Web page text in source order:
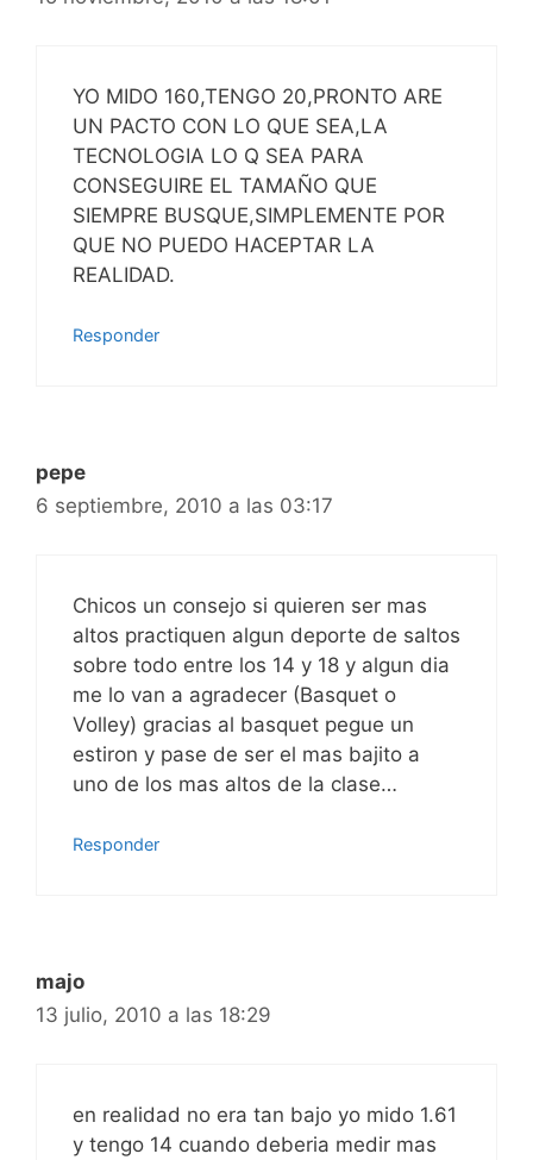
YO MIDO 160,TENGO 20,PRONTO ARE
UN PACTO CON LO QUE SEA,LA
TECNOLOGIA LO Q SEA PARA
CONSEGUIRE EL TAMAÑO QUE
SIEMPRE BUSQUE,SIMPLEMENTE POR
QUE NO PUEDO HACEPTAR LA
REALIDAD.
Responder
pepe
6 septiembre, 2010 a las 03:17
Chicos un consejo si quieren ser mas
altos practiquen algun deporte de saltos
sobre todo entre los 14 y 18 y algun dia
me lo van a agradecer (Basquet o
Volley) gracias al basquet pegue un
estiron y pase de ser el mas bajito a
uno de los mas altos de la clase…
Responder
majo
13 julio, 2010 a las 18:29
en realidad no era tan bajo yo mido 1.61
y tengo 14 cuando deberia medir mas